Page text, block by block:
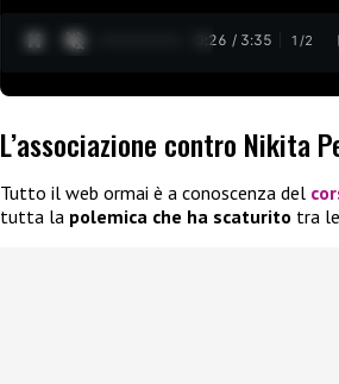
0:27 / 3:35 1 /2
L’associazione contro Nikita
Tutto il web ormai è a conoscenza del
tutta la polemica che ha scaturito tra